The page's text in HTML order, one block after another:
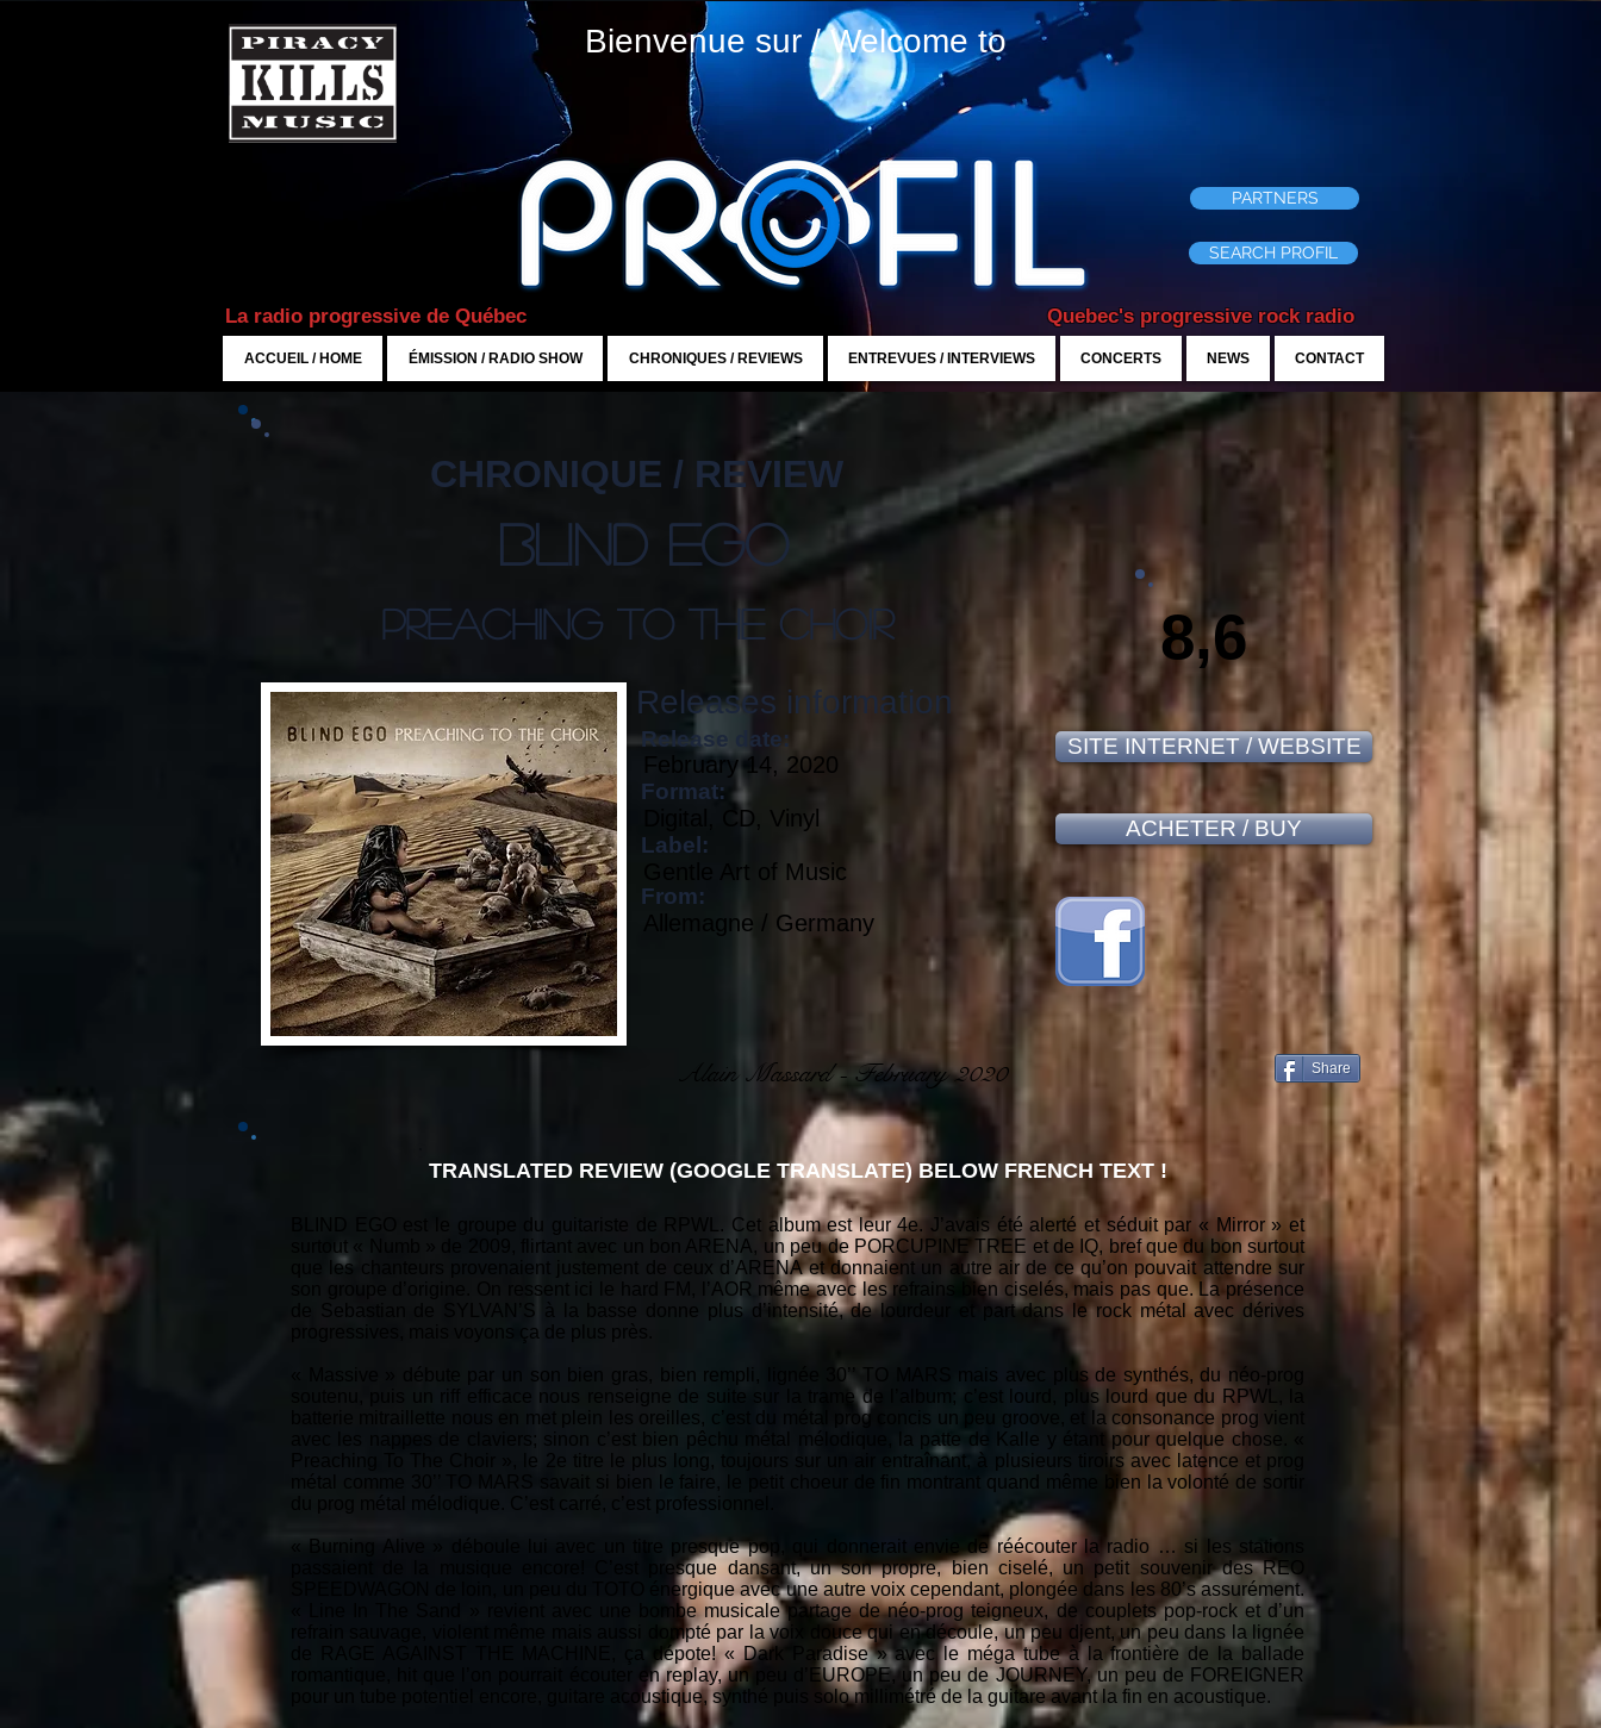
Bienvenue sur / Welcome to
Quebec's progressive rock radio
La radio progressive de Québec
SEARCH PROFIL
PARTNERS
ACCUEIL / HOME ÉMISSION / RADIO SHOW CHRONIQUES / REVIEWS ENTREVUES / INTERVIEWS CONCERTS NEWS CONTACT
CHRONIQUE / REVIEW
Blind Ego
Preaching To The Choir
Releases information
Release date:
February 14, 2020
Format:
Digital, CD, Vinyl
Label:
From:
Gentle Art of Music
Allemagne / Germany
Alain Massard - February 2020
8,6
SITE INTERNET / WEBSITE
ACHETER / BUY
Share
TRANSLATED REVIEW (GOOGLE TRANSLATE) BELOW FRENCH TEXT !
BLIND EGO est le groupe du guitariste de RPWL. Cet album est leur 4e. J’avais été alerté et séduit par « Mirror » et
surtout « Numb » de 2009, flirtant avec un bon ARENA, un peu de PORCUPINE TREE et de IQ, bref que du bon surtout
que les chanteurs provenaient justement de ceux d’ARENA et donnaient un autre air de ce qu’on pouvait attendre sur
son groupe d’origine. On ressent ici le hard FM, l’AOR même avec les refrains bien ciselés, mais pas que. La présence
de Sebastian de SYLVAN’S à la basse donne plus d’intensité, de lourdeur et part dans le rock métal avec dérives
progressives, mais voyons ça de plus près.
« Massive » débute par un son bien gras, bien rempli, lignée 30’’ TO MARS mais avec plus de synthés, du néo-prog
soutenu, puis un riff efficace nous renseigne de suite sur la trame de l’album; c’est lourd, plus lourd que du RPWL, la
batterie mitraillette nous en met plein les oreilles, c’est du métal prog concis un peu groove, et la consonance prog vient
avec les nappes de claviers; sinon c’est bien pêchu métal mélodique, la patte de Kalle y étant pour quelque chose. «
Preaching To The Choir », le 2e titre le plus long, toujours sur un air entraînant, à plusieurs tiroirs avec latence et prog
métal comme 30’’ TO MARS savait si bien le faire, le petit choeur de fin montrant quand même bien la volonté de sortir
du prog métal mélodique. C’est carré, c’est professionnel.
« Burning Alive » déboule lui avec un titre presque pop, qui donnerait envie de réécouter la radio … si les stations
passaient de la musique encore! C’est presque dansant, un son propre, bien ciselé, un petit souvenir des REO
SPEEDWAGON de loin, un peu du TOTO énergique avec une autre voix cependant, plongée dans les 80’s assurément.
« Line In The Sand » revient avec une bombe musicale partage de néo-prog teigneux, de couplets pop-rock et d’un
refrain sauvage, violent même mais aussi dompté par la voix douce qui en découle, un peu djent, un peu dans la lignée
de RAGE AGAINST THE MACHINE, ça dépote! « Dark Paradise » avec le méga tube à la frontière de la ballade
romantique, hit que l’on pourrait écouter en replay, un peu d’EUROPE, un peu de JOURNEY, un peu de FOREIGNER
pour un tube potentiel encore, guitare acoustique, synthé puis solo millimétré de la guitare avant la fin en acoustique.